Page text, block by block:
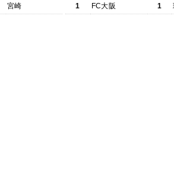
宮崎 1 FC大阪 1